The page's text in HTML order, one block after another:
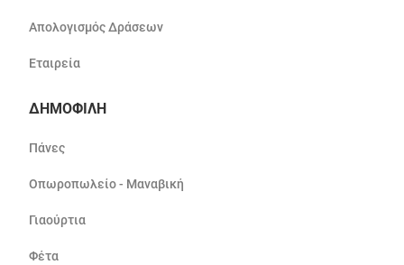
Απολογισμός Δράσεων
Εταιρεία
ΔΗΜΟΦΙΛΗ
Πάνες
Οπωροπωλείο - Μαναβική
Γιαούρτια
Φέτα